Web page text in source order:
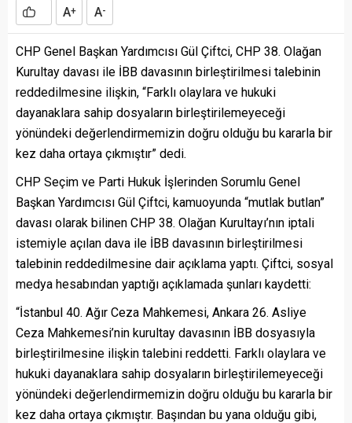
A+ A-
CHP Genel Başkan Yardımcısı Gül Çiftci, CHP 38. Olağan
Kurultay davası ile İBB davasının birleştirilmesi talebinin
reddedilmesine ilişkin, “Farklı olaylara ve hukuki
dayanaklara sahip dosyaların birleştirilemeyeceği
yönündeki değerlendirmemizin doğru olduğu bu kararla bir
kez daha ortaya çıkmıştır” dedi.
CHP Seçim ve Parti Hukuk İşlerinden Sorumlu Genel
Başkan Yardımcısı Gül Çiftci, kamuoyunda “mutlak butlan”
davası olarak bilinen CHP 38. Olağan Kurultayı’nın iptali
istemiyle açılan dava ile İBB davasının birleştirilmesi
talebinin reddedilmesine dair açıklama yaptı. Çiftci, sosyal
medya hesabından yaptığı açıklamada şunları kaydetti:
“İstanbul 40. Ağır Ceza Mahkemesi, Ankara 26. Asliye
Ceza Mahkemesi’nin kurultay davasının İBB dosyasıyla
birleştirilmesine ilişkin talebini reddetti. Farklı olaylara ve
hukuki dayanaklara sahip dosyaların birleştirilemeyeceği
yönündeki değerlendirmemizin doğru olduğu bu kararla bir
kez daha ortaya çıkmıştır. Başından bu yana olduğu gibi,